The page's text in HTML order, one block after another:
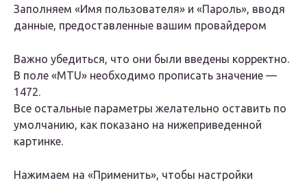
Заполняем «Имя пользователя» и «Пароль», вводя
данные, предоставленные вашим провайдером
Важно убедиться, что они были введены корректно.
В поле «MTU» необходимо прописать значение —
1472.
Все остальные параметры желательно оставить по
умолчанию, как показано на нижеприведенной
картинке.
Нажимаем на «Применить», чтобы настройки